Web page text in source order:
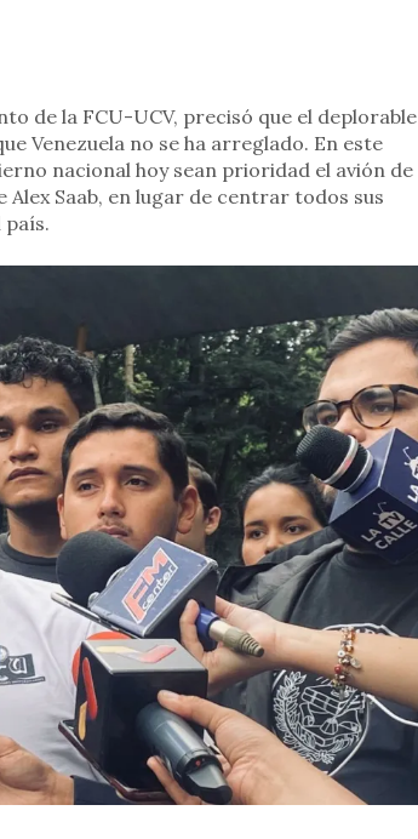
de la FCU-UCV, precisó que el deplorable
Venezuela no se ha arreglado. En este
nacional hoy sean prioridad el avión de
Saab, en lugar de centrar todos sus
país.